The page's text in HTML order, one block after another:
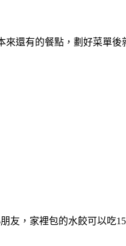
來還有的餐點，劃好菜單後
友，家裡包的水餃可以吃